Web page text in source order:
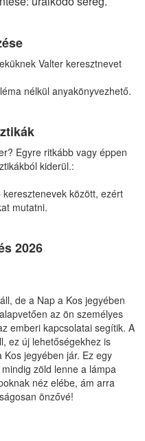
Valter keresztnevet
nélkül anyakönyvezhető.
Egyre ritkább vagy éppen
kiderül.:
között, ezért
mutatni.
2026
de a Nap a Kos jegyében
az ön személyes
emberi kapcsolatai segítik. A
ez új lehetőségekhez is
jegyében jár. Ez egy
zöld lenne a lámpa
néz elébe, ám arra
önzővé!